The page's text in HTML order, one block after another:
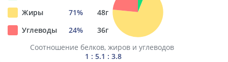
Жиры
71% 48г
Углеводы
24% 36г
Соотношение белков, жиров и углеводов
1 : 5.1 : 3.8